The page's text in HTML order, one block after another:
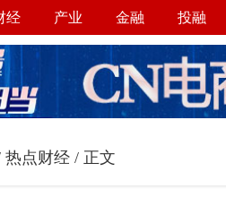
经 产业 金融 投融
热点财经 / 正文